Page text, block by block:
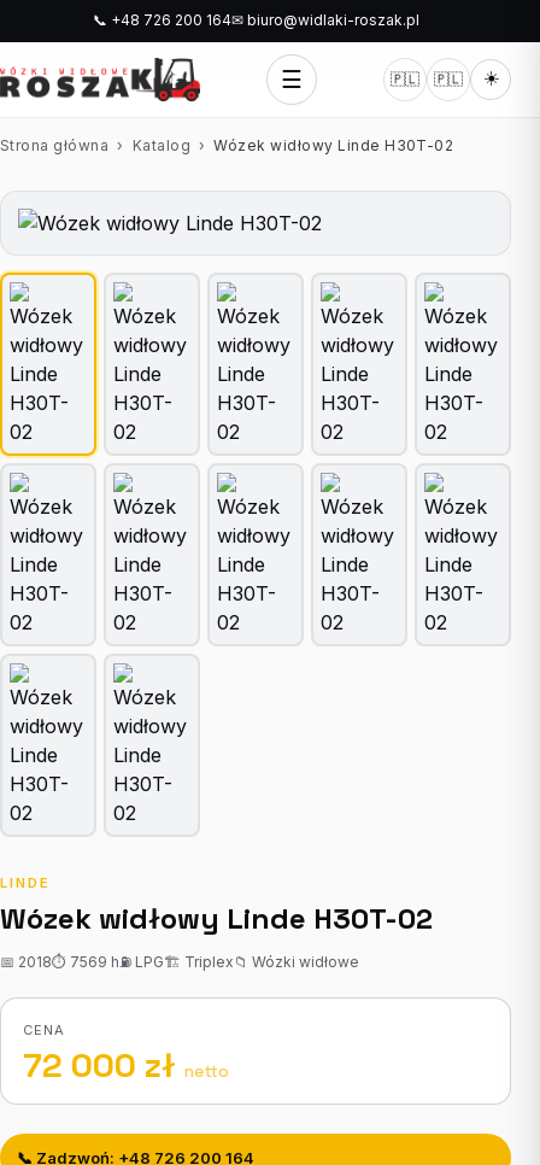
📞 +48 726 200 164✉ biuro@widlaki-roszak.pl
☰ 🇵🇱 🇵🇱 ☀️
Strona główna › Katalog ›Wózek widłowy Linde H30T-02
LINDE
Wózek widłowy Linde H30T-02
📅 2018⏱ 7569 h⛽ LPG🏗 Triplex 📁 Wózki widłowe
CENA
72 000 zł netto
📞 Zadzwoń: +48 726 200 164